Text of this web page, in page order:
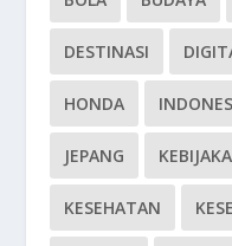
DESTINASI
HONDA
JEPANG
KESEHATAN